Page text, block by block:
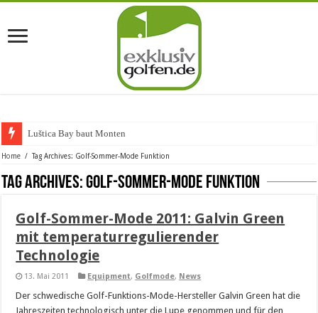
Luštica Bay baut Montenegr
Home / Tag Archives: Golf-Sommer-Mode Funktion
Tag Archives:Golf-Sommer-Mode Funktion
Golf-Sommer-Mode 2011: Galvin Green
mit temperaturregulierender
Technologie
13. Mai 2011 Equipment, Golfmode, News
Der schwedische Golf-Funktions-Mode-Hersteller Galvin Green hat die
Jahreszeiten technologisch unter die Lupe genommen und für den